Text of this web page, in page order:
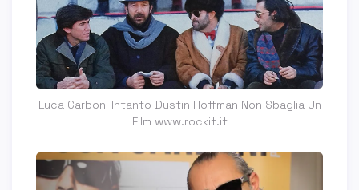
Luca Carboni Intanto Dustin Hoffman Non Sbaglia Un
Film www.rockit.it